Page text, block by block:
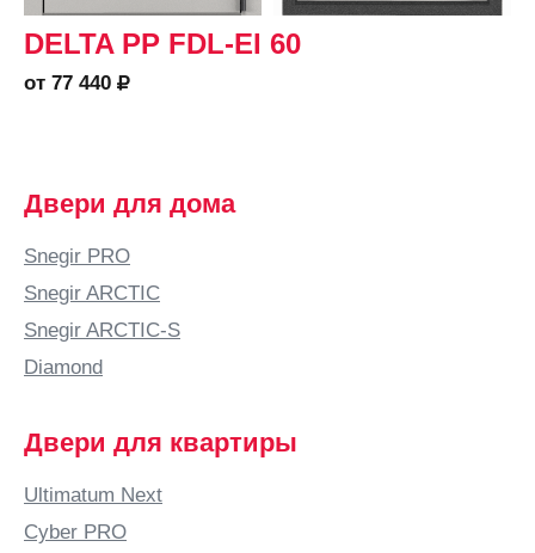
DELTA PP FDL-EI 60
от 77 440
Двери для дома
Snegir PRO
Snegir ARCTIC
Snegir ARCTIC-S
Diamond
Двери для квартиры
Ultimatum Next
Cyber PRO